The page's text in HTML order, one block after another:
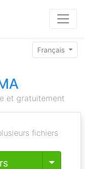
Français
et gratuitement
fichiers
Toggle